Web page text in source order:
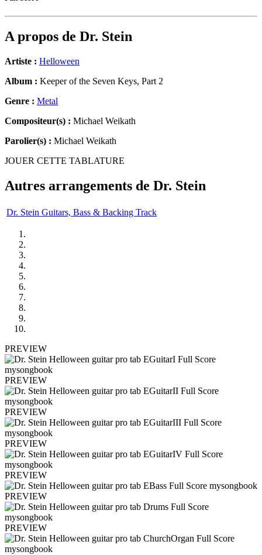
A propos de Dr. Stein
Artiste : Helloween
Album : Keeper of the Seven Keys, Part 2
Genre : Metal
Compositeur(s) : Michael Weikath
Parolier(s) : Michael Weikath
JOUER CETTE TABLATURE
Autres arrangements de Dr. Stein
Dr. Stein Guitars, Bass & Backing Track
PREVIEW
PREVIEW
PREVIEW
PREVIEW
PREVIEW
PREVIEW
PREVIEW